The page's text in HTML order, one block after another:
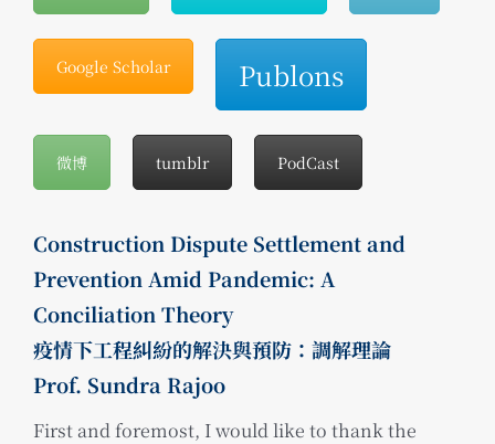
Google Scholar Publons
微博 tumblr PodCast
Construction Dispute Settlement and
Prevention Amid Pandemic: A
Conciliation Theory
疫情下工程糾紛的解決與預防：調解理論
Prof. Sundra Rajoo
First and foremost, I would like to thank the